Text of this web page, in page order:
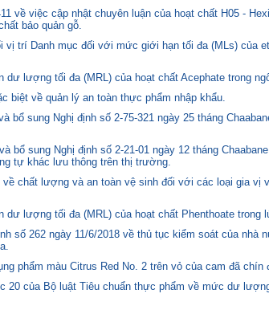
về việc cập nhật chuyên luận của hoạt chất H05 -
bảo quản gỗ.
vị trí Danh mục đối với mức giới hạn tối đa (MLs) của
lượng tối đa (MRL) của hoạt chất Acephate trong
biệt về quản lý an toàn thực phẩm nhập khẩu.
bổ sung Nghị định số 2-75-321 ngày 25 tháng
bổ sung Nghị định số 2-21-01 ngày 12 tháng
tự khác lưu thông trên thị trường.
chất lượng và an toàn vệ sinh đối với các loại gia vị
lượng tối đa (MRL) của hoạt chất Phenthoate trong
số 262 ngày 11/6/2018 về thủ tục kiểm soát của
phẩm màu Citrus Red No. 2 trên vỏ của cam đã
20 của Bộ luật Tiêu chuẩn thực phẩm về mức dư